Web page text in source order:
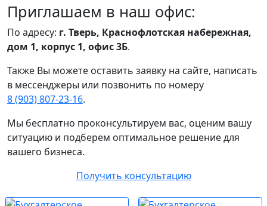
Приглашаем в наш офис:
По адресу: г. Тверь, Краснофлотская набережная,
дом 1, корпус 1, офис 3Б.
Также Вы можете оставить заявку на сайте, написать
в мессенджеры или позвонить по номеру
8 (903) 807‑23‑16.
Мы бесплатно проконсультируем вас, оценим вашу
ситуацию и подберем оптимальное решение для
вашего бизнеса.
Получить консультацию